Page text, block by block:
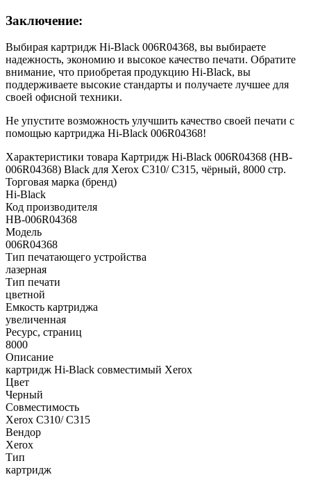
Заключение:
Выбирая картридж Hi-Black 006R04368, вы выбираете
надежность, экономию и высокое качество печати. Обратите
внимание, что приобретая продукцию Hi-Black, вы
поддерживаете высокие стандарты и получаете лучшее для
своей офисной техники.
Не упустите возможность улучшить качество своей печати с
помощью картриджа Hi-Black 006R04368!
Характеристики товара Картридж Hi-Black 006R04368 (HB-
006R04368) Black для Xerox C310/ C315, чёрный, 8000 стр.
Торговая марка (бренд)
Hi-Black
Код производителя
HB-006R04368
Модель
006R04368
Тип печатающего устройства
лазерная
Тип печати
цветной
Емкость картриджа
увеличенная
Ресурс, страниц
8000
Описание
картридж Hi-Black совместимый Xerox
Цвет
Черный
Совместимость
Xerox C310/ C315
Вендор
Xerox
Тип
картридж